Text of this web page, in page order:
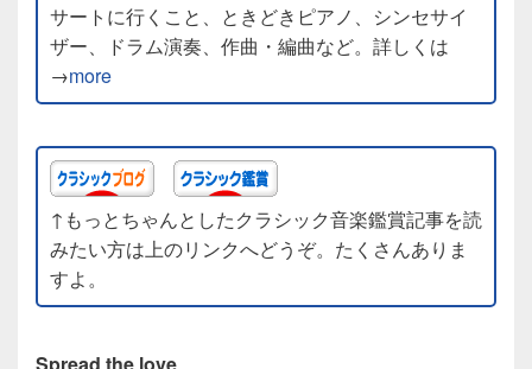
サートに行くこと、ときどきピアノ、シンセサイ
ザー、ドラム演奏、作曲・編曲など。詳しくは
→more
↑もっとちゃんとしたクラシック音楽鑑賞記事を読
みたい方は上のリンクへどうぞ。たくさんありま
すよ。